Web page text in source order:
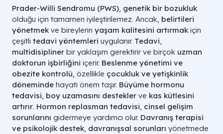
Prader-Willi Sendromu (PWS), genetik bir bozukluk
olduğu için tamamen iyileştirilemez. Ancak, belirtileri
yönetmek ve bireylerin yaşam kalitesini artırmak için
çeşitli tedavi yöntemleri uygulanır. Tedavi,
multidisipliner bir yaklaşım gerektirir ve birçok uzman
doktorun işbirliğini içerir. Beslenme yönetimi ve
obezite kontrolü, özellikle çocukluk ve yetişkinlik
döneminde hayati önem taşır. Büyüme hormonu
tedavisi, boy uzamasını destekler ve kas kütlesini
artırır. Hormon replasman tedavisi, cinsel gelişim
sorunlarını gidermeye yardımcı olur. Davranış terapisi
ve psikolojik destek, davranışsal sorunları yönetmede